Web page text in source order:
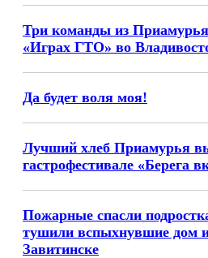
Три команды из
«Играх ГТО» во
Да будет воля моя!
Лучший хлеб Приамурья
гастрофестивале «Берега
Пожарные спасли
тушили вспыхнувшие дом
Завитинске